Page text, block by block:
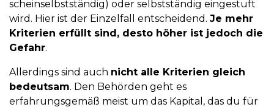
scheinselbstständig) oder selbstständig eingestuft
wird. Hier ist der Einzelfall entscheidend. Je mehr
Kriterien erfüllt sind, desto höher ist jedoch die
Gefahr.
Allerdings sind auch nicht alle Kriterien gleich
bedeutsam. Den Behörden geht es
erfahrungsgemäß meist um das Kapital, das du für